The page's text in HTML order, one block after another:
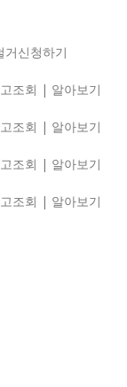
신청하기
조회 | 알아보기
조회 | 알아보기
조회 | 알아보기
조회 | 알아보기